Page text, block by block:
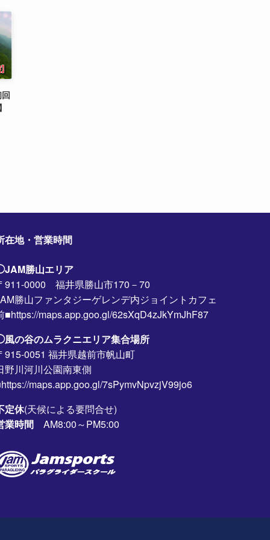
在地・営業時間
勝山エリア
911-0000 福井県勝山市170－70
勝山ファンタジーゲレンデ内ジョイントカフェ
■https://maps.app.goo.gl/62sXqD4zJkYmJhF87
の谷のムラクニエリア集合場所
915-0051 福井県越前市帆山町
野川河川公園南東側
maps.app.goo.gl/7sPymvNpvzjV99jo6
定休(天候による要問合せ)
業時間 AM8:00～PM5:00